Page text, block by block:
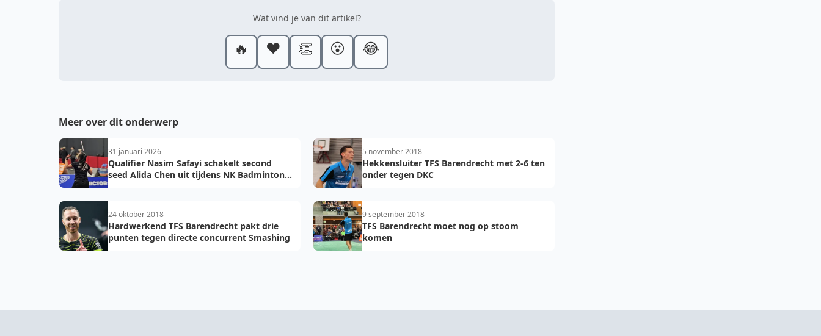
Wat vind je van dit artikel?
🔥 ❤️ 👏 😮 😂
Meer over dit onderwerp
31 januari 2026
Qualifier Nasim Safayi schakelt second
seed Alida Chen uit tijdens NK Badminton
5 november 2018
Hekkensluiter TFS Barendrecht met 2-6 ten
onder tegen DKC
24 oktober 2018
Hardwerkend TFS Barendrecht pakt drie
punten tegen directe concurrent Smashing
9 september 2018
TFS Barendrecht moet nog op stoom
komen